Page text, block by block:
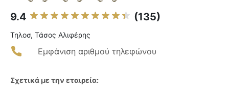
9.4 (135)
Τηλοσ, Τάσος Αλιφέρης
Εμφάνιση αριθμού τηλεφώνου
Σχετικά με την εταιρεία: